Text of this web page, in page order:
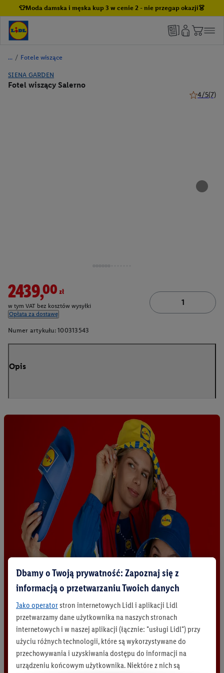
👕Moda damska i męska kup 3 w cenie 2 - nie przegap okazji👗
/ Fotele wiszące
SIENA GARDEN
Fotel wiszący Salerno
4/5(7)
2439,00zł
w tym VAT bez kosztów wysyłki
Opłata za dostawę
Numer artykułu: 100313543
Opis
Dbamy o Twoją prywatność: Zapoznaj się z
informacją o przetwarzaniu Twoich danych
Jako operatorstron internetowych Lidl i aplikacji Lidl
przetwarzamy dane użytkownika na naszych stronach
internetowych i w naszej aplikacji (łącznie: "usługi Lidl") przy
użyciu różnych technologii, które są wykorzystywane do
przechowywania i uzyskiwania dostępu do informacji na
urządzeniu końcowym użytkownika. Niektóre z nich są